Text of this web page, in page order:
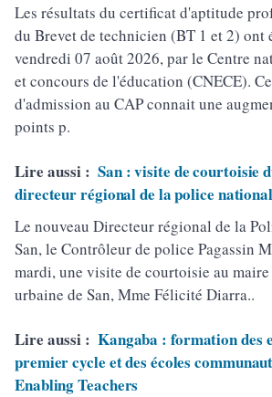
Les résultats du certificat d'aptitude
du Brevet de technicien (BT 1 et 2) ont
vendredi 07 août 2026, par le Centre
et concours de l'éducation (CNECE).
d'admission au CAP connait une
points p.
Lire aussi : San : visite de courtoisie
directeur régional de la police
Le nouveau Directeur régional de la
San, le Contrôleur de police Pagassin
mardi, une visite de courtoisie au
urbaine de San, Mme Félicité Diarra..
Lire aussi : Kangaba : formation des
premier cycle et des écoles
Enabling Teachers